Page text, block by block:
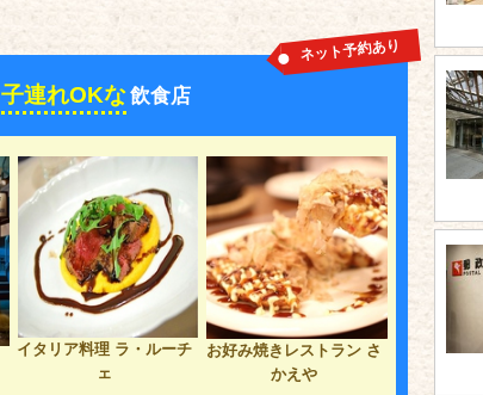
子連れOKな飲食店
ネット予約あり
イタリア料理 ラ・ルーチ
ェ
お好み焼きレストラン さ
かえや